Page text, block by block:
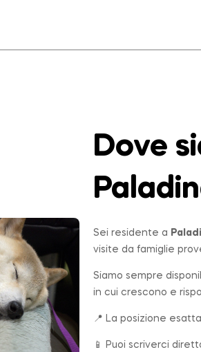
Dove
Sei residente a
visite da famiglie
Siamo sempre
in cui crescono e
📍 La posizione
📱 Puoi scriverci